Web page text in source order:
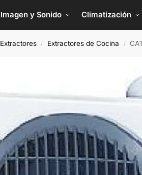
Imagen y Sonido Climatización
Extractores / Extractores de Cocina /